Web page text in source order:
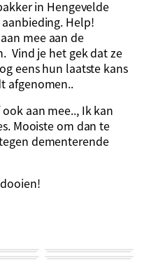
in Hengevelde
Help!
mee aan de
Vind je het gek dat ze
eens hun laatste kans
afgenomen..
aan mee.., Ik kan
Mooiste om dan te
dementerende